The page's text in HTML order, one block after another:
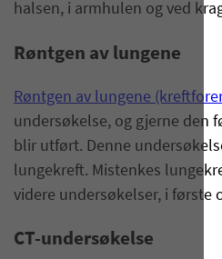
halsen, i armhulen og ved
Røntgen av lungene
Røntgen av lungene
undersøkelse, og gjerne den
blir utført. Denne
lungekreft. Mistenkes
videre undersøkelser, i første
CT-undersøkelse